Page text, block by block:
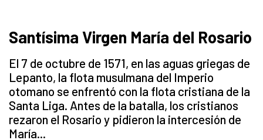
Santísima Virgen María del Rosario
El 7 de octubre de 1571, en las aguas griegas de
Lepanto, la flota musulmana del Imperio
otomano se enfrentó con la flota cristiana de la
Santa Liga. Antes de la batalla, los cristianos
rezaron el Rosario y pidieron la intercesión de
María...